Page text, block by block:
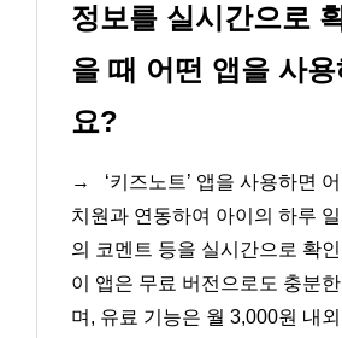
정보를 실시간으로
을 때 어떤 앱을 사
요?
→
‘키즈노트’ 앱을 사용하면
치원과 연동하여 아이의 하루
의 코멘트 등을 실시간으로 확
이 앱은 무료 버전으로도 충분
며, 유료 기능은 월 3,000원 내